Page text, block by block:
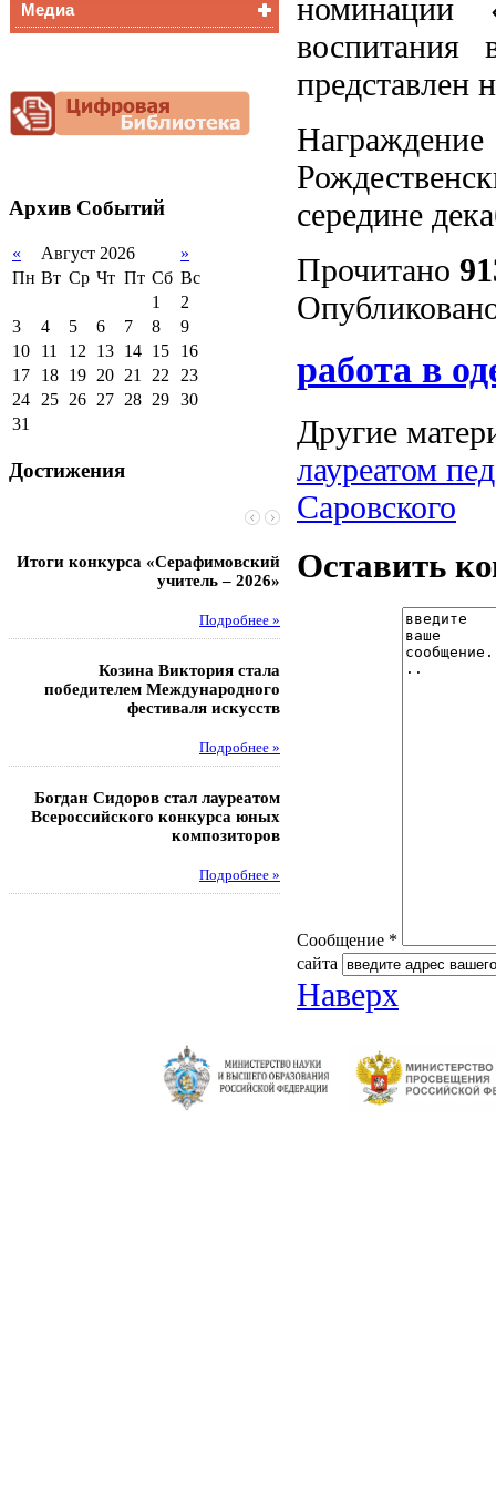
Снижение
документационной
нагрузки
Медиа
Архив Событий
« Август 2026
»
Пн Вт Ср Чт Пт Сб Вс
1
2
3
4 5 6 7 8
9
10
11 12 13 14 15
16
17
18 19 20 21 22 23
24 25 26 27 28 29 30
31
Достижения
Итоги конкурса «Серафимовский
учитель – 2026»
Подробнее »
Козина Виктория стала
победителем Международного
фестиваля искусств
Подробнее »
Богдан Сидоров стал лауреатом
Всероссийского конкурса юных
композиторов
Подробнее »
Чебаненко Глеб стал
областных
Музафаров Пётр стал
номинации
воспитания
представлен
середине
Прочитано
работа в
Другие
лауреатом
Саровского
Оставить
Сообщение *
сайта
Наверх